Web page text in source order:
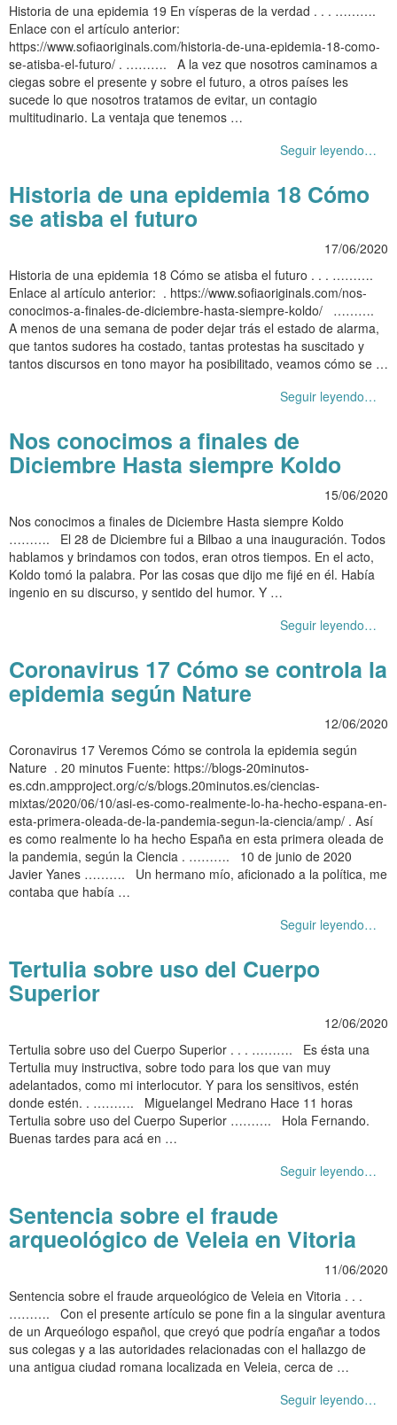
Historia de una epidemia 19 En vísperas de la verdad . . . ……….
Enlace con el artículo anterior:
https://www.sofiaoriginals.com/historia-de-una-epidemia-18-como-
se-atisba-el-futuro/ . ………. A la vez que nosotros caminamos a
ciegas sobre el presente y sobre el futuro, a otros países les
sucede lo que nosotros tratamos de evitar, un contagio
multitudinario. La ventaja que tenemos …
Seguir leyendo…
Historia de una epidemia 18 Cómo
se atisba el futuro
17/06/2020
Historia de una epidemia 18 Cómo se atisba el futuro . . . ……….
Enlace al artículo anterior: . https://www.sofiaoriginals.com/nos-
conocimos-a-finales-de-diciembre-hasta-siempre-koldo/ ……….
A menos de una semana de poder dejar trás el estado de alarma,
que tantos sudores ha costado, tantas protestas ha suscitado y
tantos discursos en tono mayor ha posibilitado, veamos cómo se …
Seguir leyendo…
Nos conocimos a finales de
Diciembre Hasta siempre Koldo
15/06/2020
Nos conocimos a finales de Diciembre Hasta siempre Koldo
………. El 28 de Diciembre fui a Bilbao a una inauguración. Todos
hablamos y brindamos con todos, eran otros tiempos. En el acto,
Koldo tomó la palabra. Por las cosas que dijo me fijé en él. Había
ingenio en su discurso, y sentido del humor. Y …
Seguir leyendo…
Coronavirus 17 Cómo se controla la
epidemia según Nature
12/06/2020
Coronavirus 17 Veremos Cómo se controla la epidemia según
Nature . 20 minutos Fuente: https://blogs-20minutos-
es.cdn.ampproject.org/c/s/blogs.20minutos.es/ciencias-
mixtas/2020/06/10/asi-es-como-realmente-lo-ha-hecho-espana-en-
esta-primera-oleada-de-la-pandemia-segun-la-ciencia/amp/ . Así
es como realmente lo ha hecho España en esta primera oleada de
la pandemia, según la Ciencia . ………. 10 de junio de 2020
Javier Yanes ………. Un hermano mío, aficionado a la política, me
contaba que había …
Seguir leyendo…
Tertulia sobre uso del Cuerpo
Superior
12/06/2020
Tertulia sobre uso del Cuerpo Superior . . . ………. Es ésta una
Tertulia muy instructiva, sobre todo para los que van muy
adelantados, como mi interlocutor. Y para los sensitivos, estén
donde estén. . ………. Miguelangel Medrano Hace 11 horas
Tertulia sobre uso del Cuerpo Superior ………. Hola Fernando.
Buenas tardes para acá en …
Seguir leyendo…
Sentencia sobre el fraude
arqueológico de Veleia en Vitoria
11/06/2020
Sentencia sobre el fraude arqueológico de Veleia en Vitoria . . .
………. Con el presente artículo se pone fin a la singular aventura
de un Arqueólogo español, que creyó que podría engañar a todos
sus colegas y a las autoridades relacionadas con el hallazgo de
una antigua ciudad romana localizada en Veleia, cerca de …
Seguir leyendo…